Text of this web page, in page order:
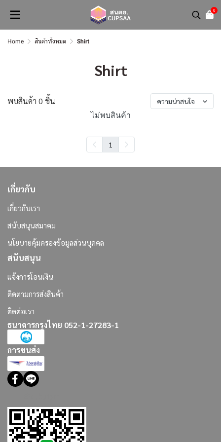
0
Home สินค้าทั้งหมด Shirt
Shirt
พบสินค้า 0 ชิ้น ความน่าสนใจ
ไม่พบสินค้า
1
เกี่ยวกับ
เกี่ยวกับเรา
สนับสนุนสมาคม
นโยบายคุ้มครองข้อมูลส่วนบุคคล
สนับสนุน
แจ้งการโอนเงิน
ติดตามการส่งสินค้า
ติดต่อเรา
ธนาคารกรุงไทย 052-1-27283-1
การขนส่ง